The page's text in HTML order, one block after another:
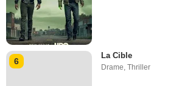
6
La Cible
Drame,Thriller